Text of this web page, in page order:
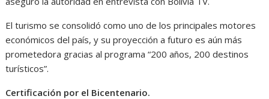
El turismo se consolidó como uno de los principales motores
económicos del país, y su proyección a futuro es aún más
prometedora gracias al programa “200 años, 200 destinos
turísticos”.
Certificación por el Bicentenario.